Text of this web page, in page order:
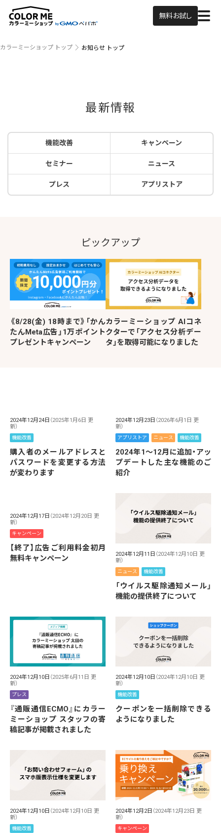
無料お試し
カラーミーショップ トップ お知らせ トップ
最新情報
機能改善 キャンペーン
セミナー ニュース
プレス アプリストア
ピックアップ
《8/28(金) 18時まで》「かん
たんMeta広告」1万ポイント
プレゼントキャンペーン
カラーミーショップ AIコネ
クターで「アクセス分析デー
タ」を取得可能になりました
2024年12月24日 （2025年1月6日 更
新）
機能改善
購入者のメールアドレスと
パスワードを変更する方法
が変わります
2024年12月23日 （2026年6月1日 更
新）
アプリストア ニュース 機能改善
2024年1～12月に追加・アッ
プデートした主な機能のご
紹介
2024年12月17日 （2024年12月20日 更
新）
キャンペーン
【終了】広告ご利用料金初月
無料キャンペーン
2024年12月11日 （2024年12月10日 更
新）
ニュース 機能改善
「ウイルス駆除通知メール」
機能の提供終了について
2024年12月10日 （2025年6月11日 更
新）
プレス
『通販通信ECMO』にカラー
ミーショップ スタッフの寄
稿記事が掲載されました
2024年12月10日 （2024年12月10日 更
新）
機能改善
クーポンを一括削除できる
ようになりました
2024年12月10日 （2024年12月10日 更
新）
機能改善
2024年12月2日 （2024年12月23日 更
新）
キャンペーン